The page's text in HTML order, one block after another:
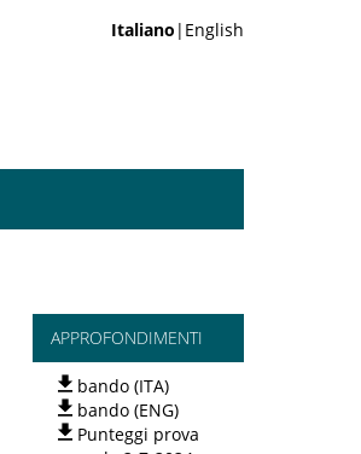
Italiano |English
APPROFONDIMENTI
bando (ITA)
bando (ENG)
Punteggi prova